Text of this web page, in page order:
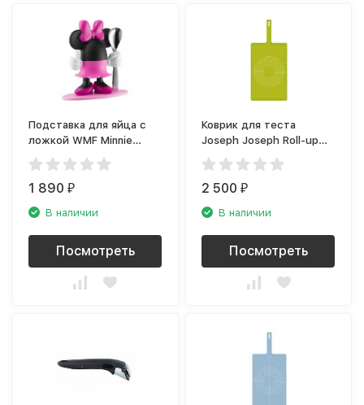
Подставка для яйца с
ложкой WMF Minnie
Mouse 1296466040
1 890₽
В наличии
Посмотреть
Коврик для теста
Joseph Joseph Roll-up
20031
2 500₽
В наличии
Посмотреть